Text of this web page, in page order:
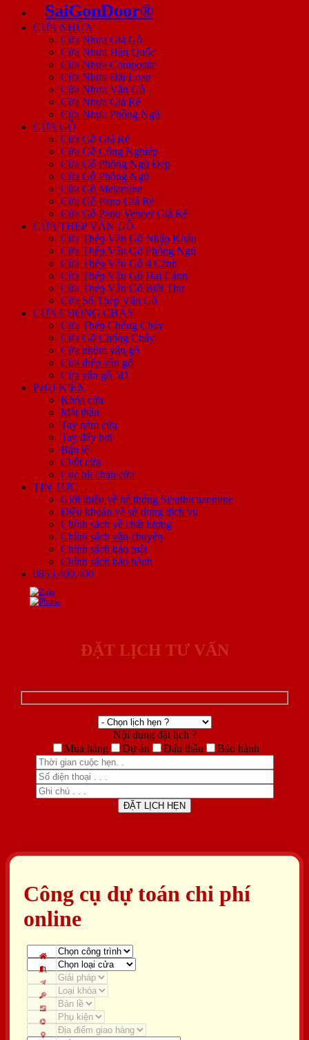
SaiGonDoor®
CỬA NHỰA
Cửa Nhựa Giả Gỗ
Cửa Nhựa Hàn Quốc
Cửa Nhựa Composite
Cửa Nhựa Đài Loan
Cửa Nhựa Vân Gỗ
Cửa Nhựa Giá Rẻ
Cửa Nhựa Phòng Ngủ
CỬA GỖ
Cửa Gỗ Giá Rẻ
Cửa Gỗ Công Nghiệp
Cửa Gỗ Phòng Ngủ Đẹp
Cửa Gỗ Phòng Ngủ
Cửa Gỗ Melamine
Cửa Gỗ Pano Giá Rẻ
Cửa Gỗ Pano Veneer Giá Rẻ
CỬA THÉP VÂN GỖ
Cửa Thép Vân Gỗ Nhập Khẩu
Cửa Thép Vân Gỗ Phòng Ngủ
Cửa Thép Vân Gỗ 4 Cánh
Cửa Thép Vân Gỗ Hai Cánh
Cửa Thép Vân Gỗ Biệt Thự
Cửa Sổ Thép Vân Gỗ
CỬA CHỐNG CHÁY
Cửa Thép Chống Cháy
Cửa Gỗ Chống Cháy
Cửa nhôm vân gỗ
Cửa thép vân gỗ
Cửa vân gỗ 5D
PHỤ KIỆN
Khóa cửa
Mắt thần
Tay nắm cửa
Tay đẩy hơi
Bản lề
Chốt cửa
Cục hít chặn cửa
TIN TỨC
Giới thiệu về hệ thống Sieuthicuaonline
Điều khoản về sử dụng dịch vụ
Chính sách về chất lượng
Chính sách vận chuyển
Chính sách bảo mật
Chính sách bảo hành
0853.400.400
ĐẶT LỊCH TƯ VẤN
Nội dung đặt lịch ?
Mua hàng
Dự án Đấu thầu Bảo hành
Công cụ dự toán chi phí
online